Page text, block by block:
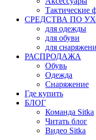
Тактические
СРЕДСТВА ПО
для одежды
для обуви
для
РАСПРОДАЖА
Обувь
Одежда
Снаряжение
Где купить
БЛОГ
Команда Sitka
Читать блог
Видео Sitka